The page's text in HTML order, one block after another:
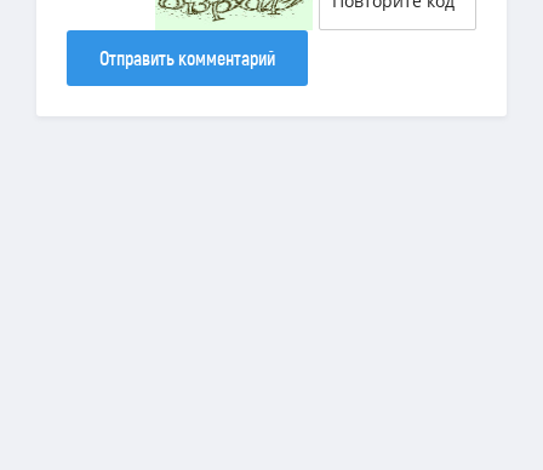
Отправить комментарий